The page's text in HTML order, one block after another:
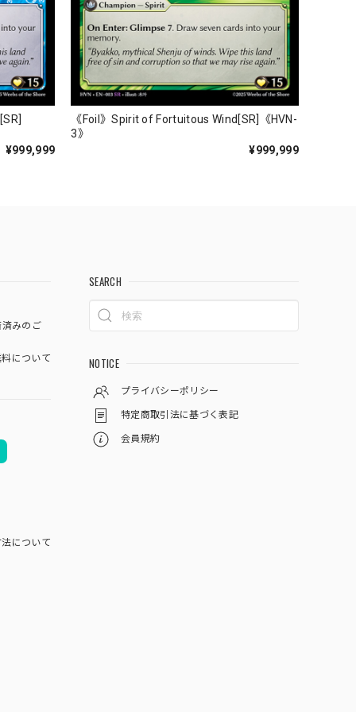
¥999,999
《Foil》Spirit of Fortuitous Wind[SR]《HVN-
3》
¥999,999
みのご
について
について
SEARCH
NOTICE
プライバシーポリシー
特定商取引法に基づく表記
会員規約